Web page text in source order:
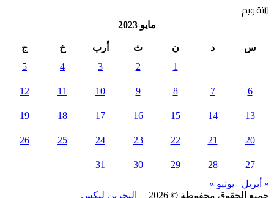
التقويم
مايو 2023
س د ن ث أرب خ
ج
1
2
3
4
5
6
7
8
9
10
11
12
13
14
15
16
17
18
19
20
21
22
23
24
25
26
27
28
29
30
31
« أبريل
يونيو »
جميع الحقوق محفوظة © 2026 |
البحرين ليكس